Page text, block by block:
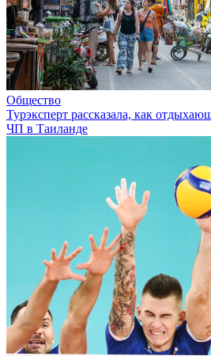
Общество
Турэксперт рассказала, как
ЧП в Таиланде